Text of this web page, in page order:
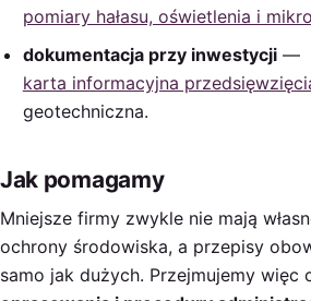
pomiary hałasu, oświetlenia i
dokumentacja przy inwestycji—
karta informacyjna
geotechniczna.
Jak pomagamy
Mniejsze firmy zwykle nie mają
ochrony środowiska, a przepisy
samo jak dużych. Przejmujemy więc